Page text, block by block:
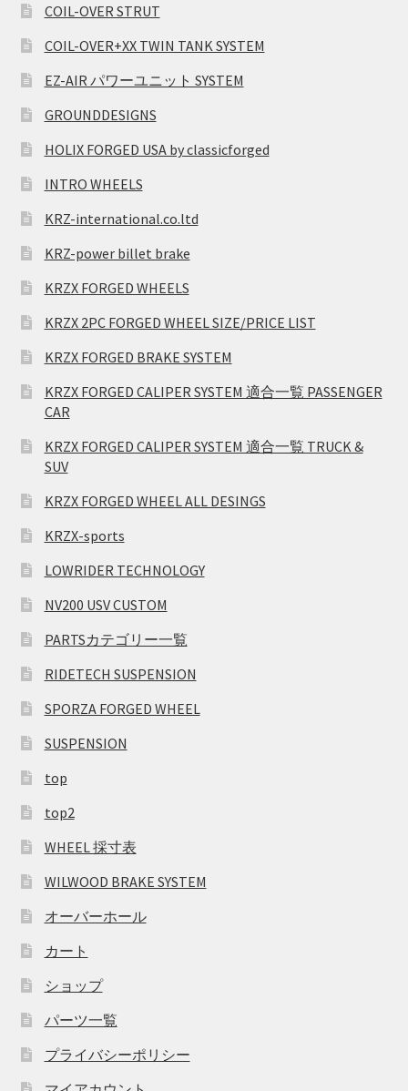
COIL-OVER STRUT
COIL-OVER+XX TWIN TANK SYSTEM
EZ-AIR パワーユニット SYSTEM
GROUNDDESIGNS
HOLIX FORGED USA by classicforged
INTRO WHEELS
KRZ-international.co.ltd
KRZ-power billet brake
KRZX FORGED WHEELS
KRZX 2PC FORGED WHEEL SIZE/PRICE LIST
KRZX FORGED BRAKE SYSTEM
KRZX FORGED CALIPER SYSTEM 適合一覧 PASSENGER
CAR
KRZX FORGED CALIPER SYSTEM 適合一覧 TRUCK &
SUV
KRZX FORGED WHEEL ALL DESINGS
KRZX-sports
LOWRIDER TECHNOLOGY
NV200 USV CUSTOM
PARTSカテゴリー一覧
RIDETECH SUSPENSION
SPORZA FORGED WHEEL
SUSPENSION
top
top2
WHEEL 採寸表
WILWOOD BRAKE SYSTEM
オーバーホール
カート
ショップ
パーツ一覧
プライバシーポリシー